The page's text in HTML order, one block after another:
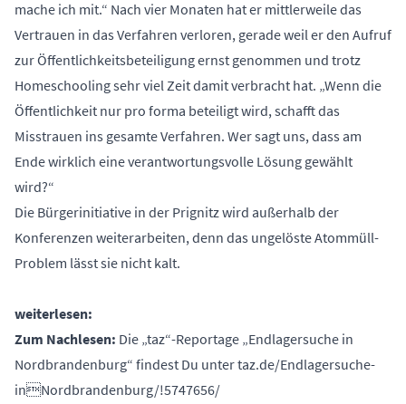
mache ich mit.“ Nach vier Monaten hat er mittlerweile das
Vertrauen in das Verfahren verloren, gerade weil er den Aufruf
zur Öffentlichkeitsbeteiligung ernst genommen und trotz
Homeschooling sehr viel Zeit damit verbracht hat. „Wenn die
Öffentlichkeit nur pro forma beteiligt wird, schafft das
Misstrauen ins gesamte Verfahren. Wer sagt uns, dass am
Ende wirklich eine verantwortungsvolle Lösung gewählt
wird?“
Die Bürgerinitiative in der Prignitz wird außerhalb der
Konferenzen weiterarbeiten, denn das ungelöste Atommüll-
Problem lässt sie nicht kalt.
weiterlesen:
Zum Nachlesen: Die „taz“-Reportage „Endlagersuche in
Nordbrandenburg“ findest Du untertaz.de/Endlagersuche-
inNordbrandenburg/!5747656/